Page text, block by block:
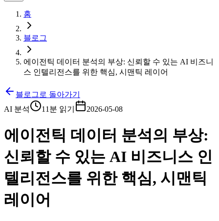
홈
블로그
에이전틱 데이터 분석의 부상: 신뢰할 수 있는 AI 비즈니
스 인텔리전스를 위한 핵심, 시맨틱 레이어
블로그로 돌아가기
AI 분석
11분 읽기 2026-05-08
에이전틱 데이터 분석의 부상:
신뢰할 수 있는 AI 비즈니스 인
텔리전스를 위한 핵심, 시맨틱
레이어